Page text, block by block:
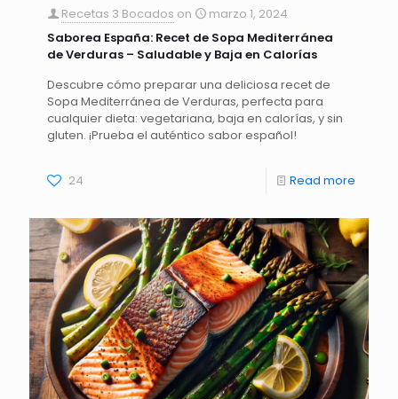
Recetas 3 Bocados on
marzo 1, 2024
Saborea España: Recet de Sopa Mediterránea
de Verduras – Saludable y Baja en Calorías
Descubre cómo preparar una deliciosa recet de
Sopa Mediterránea de Verduras, perfecta para
cualquier dieta: vegetariana, baja en calorías, y sin
gluten. ¡Prueba el auténtico sabor español!
24 Read more